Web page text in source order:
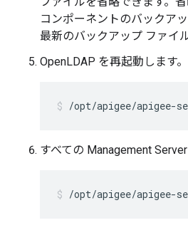
コンポーネントのバックア
最新のバックアップ ファイ
OpenLDAP を再起動します。
/opt/apigee/apigee-
すべての Management
/opt/apigee/apigee-